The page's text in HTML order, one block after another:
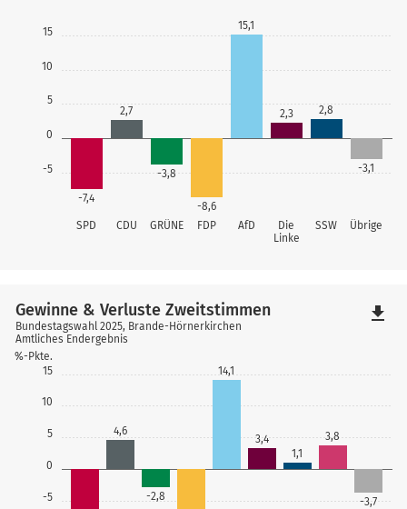
-5
0
5
10
15
SPD CDU GRÜNE FDP AfD
Die
Linke
SSW Übrige
-7,4
2,7
-3,8
-8,6
15,1
2,3 2,8
-3,1
-5
0
5
10
15
%-Pkte.
4,6
-2,8
14,1
3,4
1,1
3,8
-3,7
Gewinne & Verluste Zweitstimmen
Bundestagswahl 2025, Brande-Hörnerkirchen
Amtliches Endergebnis
file_download